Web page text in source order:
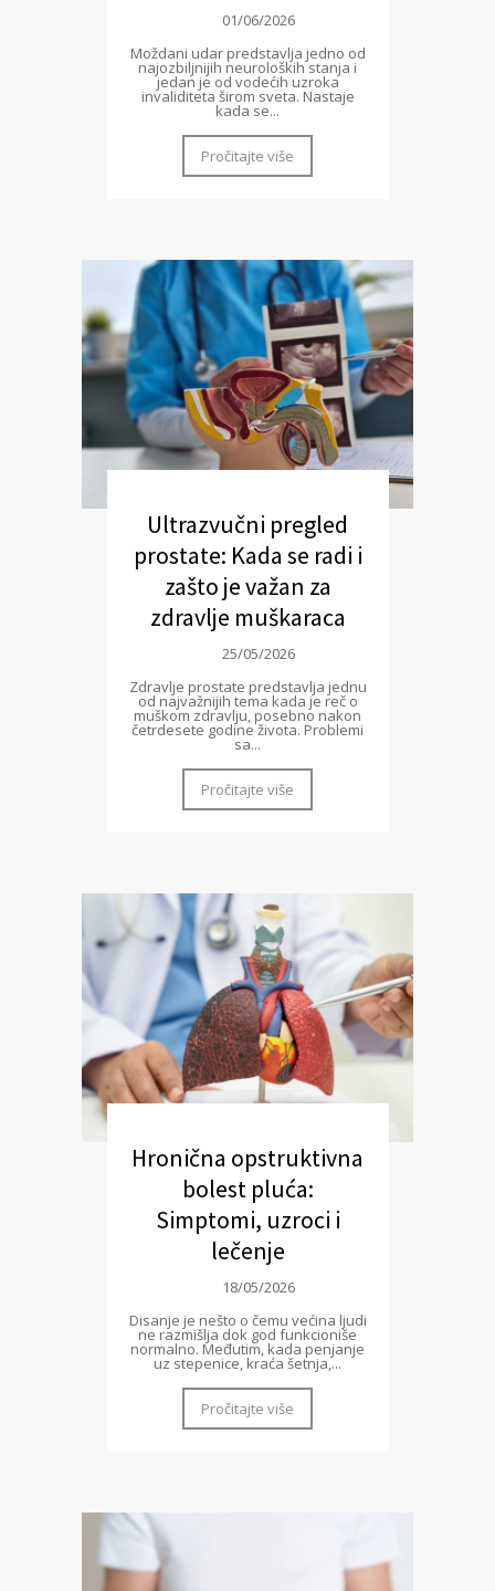
01/06/2026
Moždani udar predstavlja jedno od
najozbiljnijih neuroloških stanja i
jedan je od vodećih uzroka
invaliditeta širom sveta. Nastaje
kada se...
Pročitajte više
Ultrazvučni pregled
prostate: Kada se radi i
zašto je važan za
zdravlje muškaraca
25/05/2026
Zdravlje prostate predstavlja jednu
od najvažnijih tema kada je reč o
muškom zdravlju, posebno nakon
četrdesete godine života. Problemi
sa...
Pročitajte više
Hronična opstruktivna
bolest pluća:
Simptomi, uzroci i
lečenje
18/05/2026
Disanje je nešto o čemu većina ljudi
ne razmišlja dok god funkcioniše
normalno. Međutim, kada penjanje
uz stepenice, kraća šetnja,...
Pročitajte više